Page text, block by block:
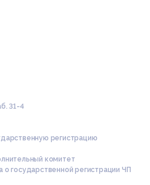
31-4
регистрацию
комитет
о государственной регистрации ЧП